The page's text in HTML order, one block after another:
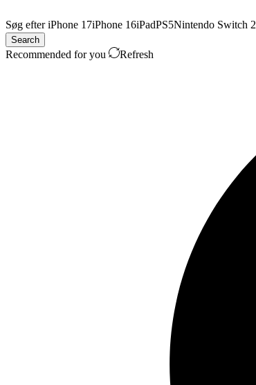
Søg efteriPhone 17iPhone 16iPadPS5Nintendo Switch 2
Search
Recommended for you Refresh